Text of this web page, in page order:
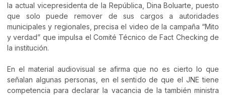
la actual vicepresidenta de la República, Dina Boluarte, puesto
que solo puede remover de sus cargos a autoridades
municipales y regionales, precisa el video de la campaña “Mito
y verdad” que impulsa el Comité Técnico de Fact Checking de
la institución.
En el material audiovisual se afirma que no es cierto lo que
señalan algunas personas, en el sentido de que el JNE tiene
competencia para declarar la vacancia de la también ministra